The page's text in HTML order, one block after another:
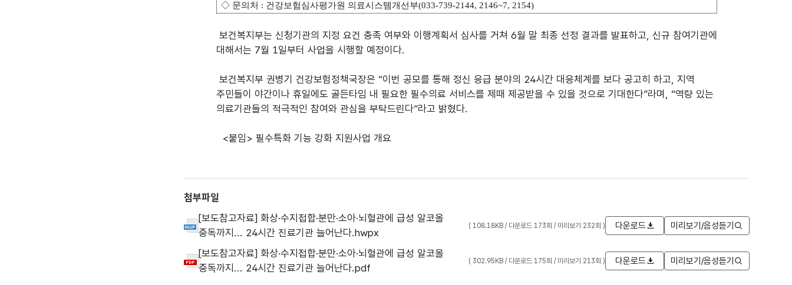
◇ 문의처 : 건강보험심사평가원 의료시스템개선부(033-739-2144, 2146~7, 2154)
보건복지부는 신청기관의 지정 요건 충족 여부와 이행계획서 심사를 거쳐 6월 말 최종 선정 결과를 발표하고, 신규 참여기관에
대해서는 7월 1일부터 사업을 시행할 예정이다.
보건복지부 권병기 건강보험정책국장은 “이번 공모를 통해 정신 응급 분야의 24시간 대응체계를 보다 공고히 하고, 지역
주민들이 야간이나 휴일에도 골든타임 내 필요한 필수의료 서비스를 제때 제공받을 수 있을 것으로 기대한다”라며, “역량 있는
의료기관들의 적극적인 참여와 관심을 부탁드린다”라고 밝혔다.
<붙임> 필수특화 기능 강화 지원사업 개요
첨부파일
[보도참고자료] 화상·수지접합·분만·소아·뇌혈관에 급성 알코올
중독까지... 24시간 진료기관 늘어난다.hwpx
( 108.18KB / 다운로드 173회 / 미리보기 232회 ) 다운로드 미리보기/음성듣기
[보도참고자료] 화상·수지접합·분만·소아·뇌혈관에 급성 알코올
중독까지... 24시간 진료기관 늘어난다.pdf
( 302.95KB / 다운로드 175회 / 미리보기 213회 ) 다운로드 미리보기/음성듣기